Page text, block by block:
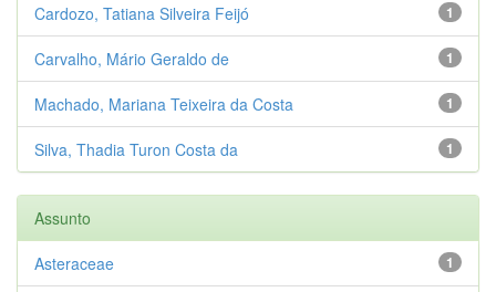
1
Cardozo, Tatiana Silveira Feijó
1
Carvalho, Mário Geraldo de
1
Machado, Mariana Teixeira da Costa
1
Silva, Thadia Turon Costa da
Assunto
1
Asteraceae